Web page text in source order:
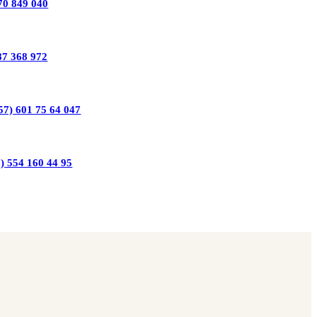
849 040
368 972
601 75 64 047
554 160 44 95